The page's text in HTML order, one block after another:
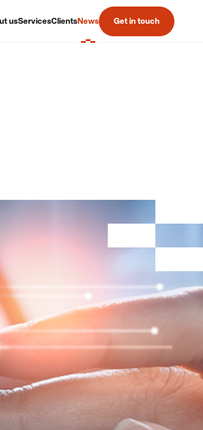
usServicesClientsNews Get in touch